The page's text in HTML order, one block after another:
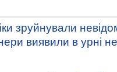
зруйнували
виявили в урні